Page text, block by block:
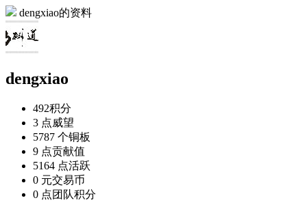
dengxiao的资料
dengxiao
492积分
3 点威望
5787 个铜板
9 点贡献值
5164 点活跃
0 元交易币
0 点团队积分